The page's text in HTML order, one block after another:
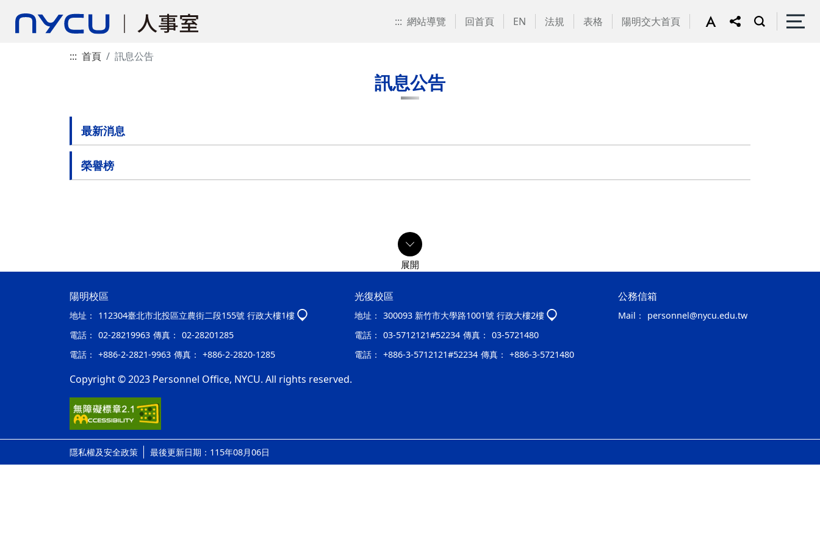
::: 網站導覽 回首頁 EN 法規 表格 陽明交大首頁
::: 首頁 訊息公告
訊息公告
最新消息
榮譽榜
陽明校區
地址：
112304臺北市北投區立農街二段155號 行政大樓1樓
電話： 02-28219963 傳真： 02-28201285
電話： +886-2-2821-9963 傳真： +886-2-2820-1285
光復校區
地址： 300093 新竹市大學路1001號 行政大樓2樓
電話： 03-5712121#52234 傳真： 03-5721480
電話： +886-3-5712121#52234 傳真： +886-3-5721480
公務信箱
Mail： personnel@nycu.edu.tw
Copyright © 2023 Personnel Office, NYCU. All rights reserved.
隱私權及安全政策 最後更新日期：115年08月06日